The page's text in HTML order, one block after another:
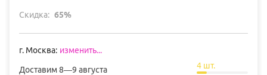
Скидка: 65%
г. Москва: изменить...
Доставим8—9 августа 4 шт.